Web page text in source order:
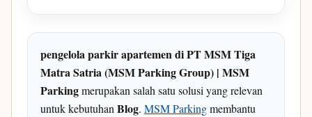
pengelola parkir apartemen di PT MSM Tiga
Matra Satria (MSM Parking Group) | MSM
Parkingmerupakan salah satu solusi yang relevan
untuk kebutuhan Blog. MSM Parkingmembantu